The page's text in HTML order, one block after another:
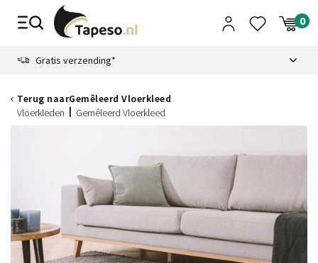
Gratis verzending*
Terug naarGemêleerd Vloerkleed
Vloerkleden
Gemêleerd Vloerkleed